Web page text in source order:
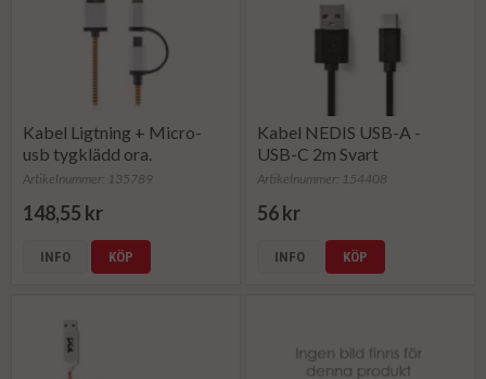
Kabel Ligtning + Micro-
usb tygklädd ora.
Artikelnummer: 135789
148,55 kr
INFO KÖP
Kabel NEDIS USB-A -
USB-C 2m Svart
Artikelnummer: 154408
56 kr
INFO KÖP